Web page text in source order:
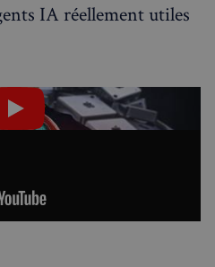
IA réellement utiles